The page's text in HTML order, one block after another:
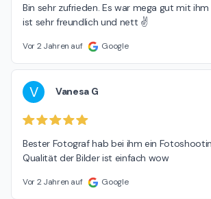
Bin sehr zufrieden. Es war mega gut mit
ist sehr freundlich und nett ✌️
Vor 2 Jahren auf Google
V Vanesa G
Bester Fotograf hab bei ihm ein
Qualität der Bilder ist einfach wow
Vor 2 Jahren auf Google